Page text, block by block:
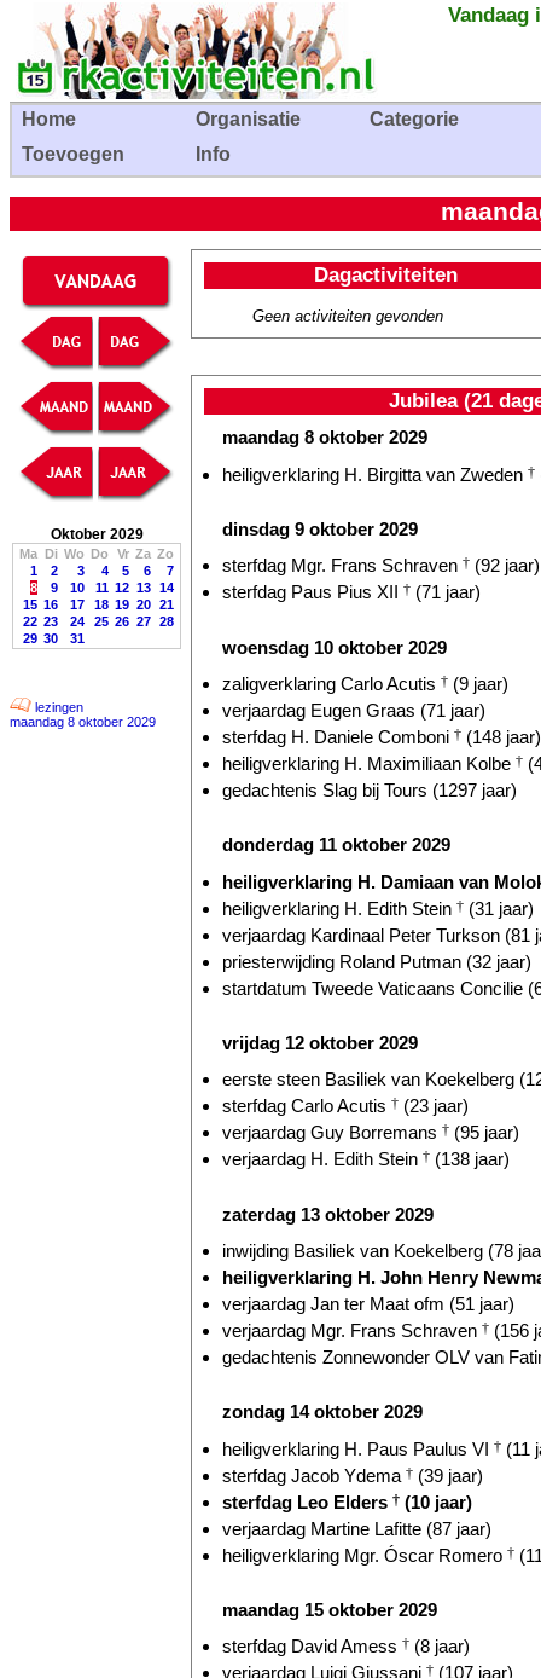
Vandaag
Home Organisatie
Categorie
Toevoegen
Info
Oktober 2029
Ma Di Wo Do Vr Za Zo
1
2 3 4 5 6
7
8
9 10 11 12 13 14
15 16 17 18 19 20 21
22 23 24 25 26 27 28
29 30 31
lezingen
maandag 8 oktober 2029
Dagactiviteiten
Geen activiteiten gevonden
Jubilea (21
maandag 8 oktober 2029
heiligverklaring H. Birgitta van Zweden †
dinsdag 9 oktober 2029
sterfdag Mgr. Frans Schraven † (92 jaar)
sterfdag Paus Pius XII † (71 jaar)
woensdag 10 oktober 2029
zaligverklaring Carlo Acutis † (9 jaar)
verjaardag Eugen Graas (71 jaar)
sterfdag H. Daniele Comboni † (148 jaar)
heiligverklaring H. Maximiliaan Kolbe †
gedachtenis Slag bij Tours (1297 jaar)
donderdag 11 oktober 2029
heiligverklaring H. Damiaan van
heiligverklaring H. Edith Stein † (31 jaar)
verjaardag Kardinaal Peter Turkson (81
priesterwijding Roland Putman (32 jaar)
startdatum Tweede Vaticaans Concilie
vrijdag 12 oktober 2029
eerste steen Basiliek van Koekelberg
sterfdag Carlo Acutis † (23 jaar)
verjaardag Guy Borremans † (95 jaar)
verjaardag H. Edith Stein † (138 jaar)
zaterdag 13 oktober 2029
inwijding Basiliek van Koekelberg (78
heiligverklaring H. John Henry
verjaardag Jan ter Maat ofm (51 jaar)
verjaardag Mgr. Frans Schraven † (156
gedachtenis Zonnewonder OLV van
zondag 14 oktober 2029
heiligverklaring H. Paus Paulus VI † (11
sterfdag Jacob Ydema † (39 jaar)
sterfdag Leo Elders † (10 jaar)
verjaardag Martine Lafitte (87 jaar)
heiligverklaring Mgr. Óscar Romero †
maandag 15 oktober 2029
sterfdag David Amess † (8 jaar)
verjaardag Luigi Giussani † (107 jaar)